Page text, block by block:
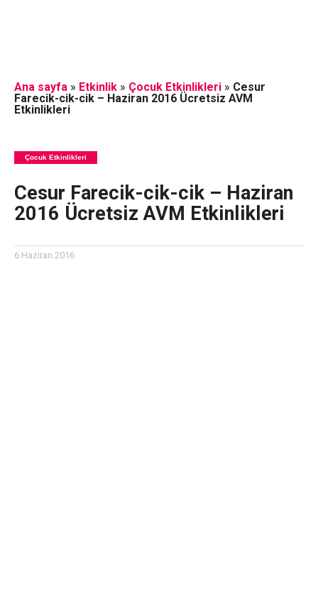
Ana sayfa» Etkinlik» Çocuk Etkinlikleri» Cesur
Farecik-cik-cik – Haziran 2016 Ücretsiz AVM
Etkinlikleri
Çocuk Etkinlikleri
Cesur Farecik-cik-cik – Haziran
2016 Ücretsiz AVM Etkinlikleri
6 Haziran 2016